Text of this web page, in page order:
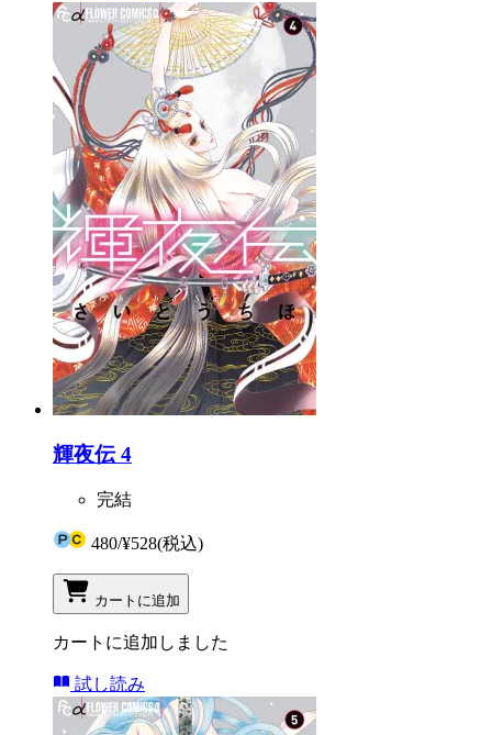
輝夜伝 4
完結
480/¥528(税込)
カートに追加
カートに追加しました
試し読み